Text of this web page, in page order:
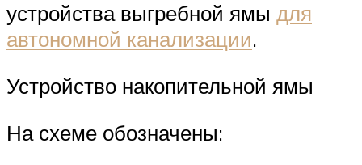
устройства выгребной ямы для
автономной канализации.
Устройство накопительной ямы
На схеме обозначены: